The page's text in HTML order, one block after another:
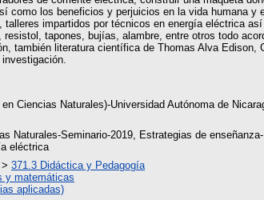
como los beneficios y perjuicios en la vida humana
impartidos por técnicos en energía eléctrica
tapones, bujías, alambre, entre otros todo
también literatura científica de Thomas Alva
Ciencias Naturales)-Universidad Autónoma de
Naturales-Seminario-2019, Estrategias de
eléctrica
> 371.3 Didáctica y Pedagogía
y matemáticas
aplicadas)